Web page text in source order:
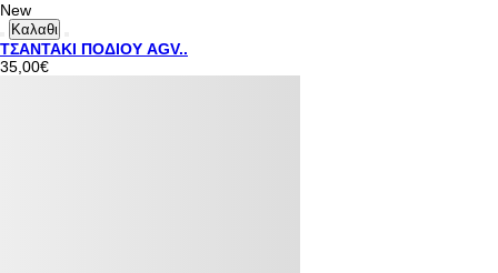
New
Καλαθι
ΤΣΑΝΤΑΚΙ ΠΟΔΙΟΥ AGV..
35,00€